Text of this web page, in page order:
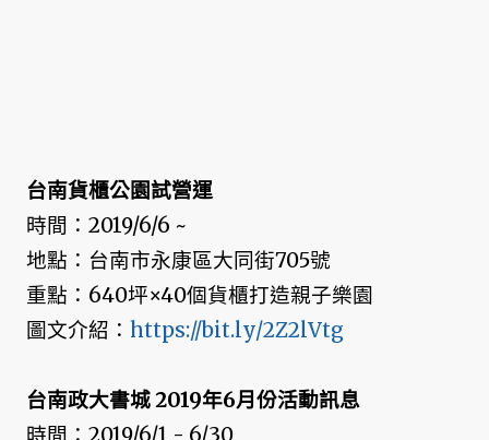
台南貨櫃公園試營運
時間：2019/6/6 ~
地點：台南市永康區大同街705號
重點：640坪×40個貨櫃打造親子樂園
圖文介紹： https://bit.ly/2Z2lVtg
台南政大書城 2019年6月份活動訊息